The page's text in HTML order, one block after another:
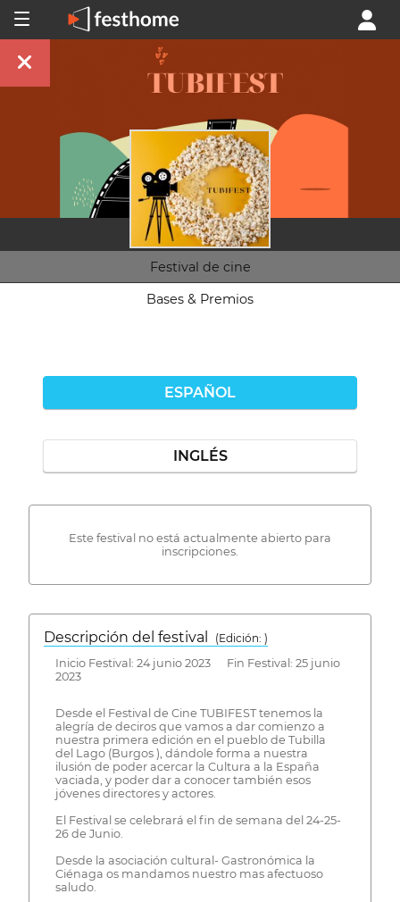
Festival de cine
Bases & Premios
ESPAÑOL
INGLÉS
Este festival no está actualmente abierto para
inscripciones.
Descripción del festival
( Edición: )
Inicio Festival: 24 junio 2023 Fin Festival: 25 junio
2023
Desde el Festival de Cine TUBIFEST tenemos la
alegría de deciros que vamos a dar comienzo a
nuestra primera edición en el pueblo de Tubilla
del Lago (Burgos ), dándole forma a nuestra
ilusión de poder acercar la Cultura a la España
vaciada, y poder dar a conocer también esos
jóvenes directores y actores.
El Festival se celebrará el fin de semana del 24-25-
26 de Junio.
Desde la asociación cultural- Gastronómica la
Ciénaga os mandamos nuestro mas afectuoso
saludo.